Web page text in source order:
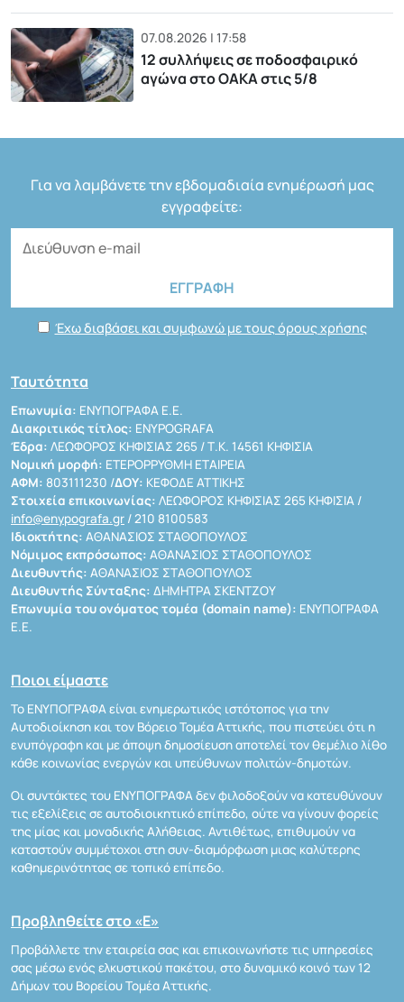
07.08.2026 | 17:58
12 συλλήψεις σε ποδοσφαιρικό
αγώνα στο ΟΑΚΑ στις 5/8
Για να λαμβάνετε την εβδομαδιαία ενημέρωσή μας
εγγραφείτε:
Έχω διαβάσει και συμφωνώ με τους όρους χρήσης
Ταυτότητα
Επωνυμία: ΕΝΥΠΟΓΡΑΦΑ Ε.Ε.
Διακριτικός τίτλος: ENYPOGRAFA
Έδρα: ΛΕΩΦΟΡΟΣ ΚΗΦΙΣΙΑΣ 265 / Τ.Κ. 14561 ΚΗΦΙΣΙΑ
Νομική μορφή: ΕΤΕΡΟΡΡΥΘΜΗ ΕΤΑΙΡΕΙΑ
ΑΦΜ: 803111230 /ΔΟΥ: ΚΕΦΟΔΕ ΑΤΤΙΚΗΣ
Στοιχεία επικοινωνίας: ΛΕΩΦΟΡΟΣ ΚΗΦΙΣΙΑΣ 265 ΚΗΦΙΣΙΑ /
info@enypografa.gr / 210 8100583
Ιδιοκτήτης: ΑΘΑΝΑΣΙΟΣ ΣΤΑΘΟΠΟΥΛΟΣ
Νόμιμος εκπρόσωπος: ΑΘΑΝΑΣΙΟΣ ΣΤΑΘΟΠΟΥΛΟΣ
Διευθυντής: ΑΘΑΝΑΣΙΟΣ ΣΤΑΘΟΠΟΥΛΟΣ
Διευθυντής Σύνταξης: ΔΗΜΗΤΡΑ ΣΚΕΝΤΖΟΥ
Επωνυμία του ονόματος τομέα (domain name): ΕΝΥΠΟΓΡΑΦΑ
Ε.Ε.
Ποιοι είμαστε
Το ΕΝΥΠΟΓΡΑΦΑ είναι ενημερωτικός ιστότοπος για την
Αυτοδιοίκηση και τον Βόρειο Τομέα Αττικής, που πιστεύει ότι η
ενυπόγραφη και με άποψη δημοσίευση αποτελεί τον θεμέλιο λίθο
κάθε κοινωνίας ενεργών και υπεύθυνων πολιτών-δημοτών.
Οι συντάκτες του ΕΝΥΠΟΓΡΑΦΑ δεν φιλοδοξούν να κατευθύνουν
τις εξελίξεις σε αυτοδιοικητικό επίπεδο, ούτε να γίνουν φορείς
της μίας και μοναδικής Αλήθειας. Αντιθέτως, επιθυμούν να
καταστούν συμμέτοχοι στη συν-διαμόρφωση μιας καλύτερης
καθημερινότητας σε τοπικό επίπεδο.
Προβληθείτε στο «Ε»
Προβάλλετε την εταιρεία σας και επικοινωνήστε τις υπηρεσίες
σας μέσω ενός ελκυστικού πακέτου, στο δυναμικό κοινό των 12
Δήμων του Βορείου Τομέα Αττικής.